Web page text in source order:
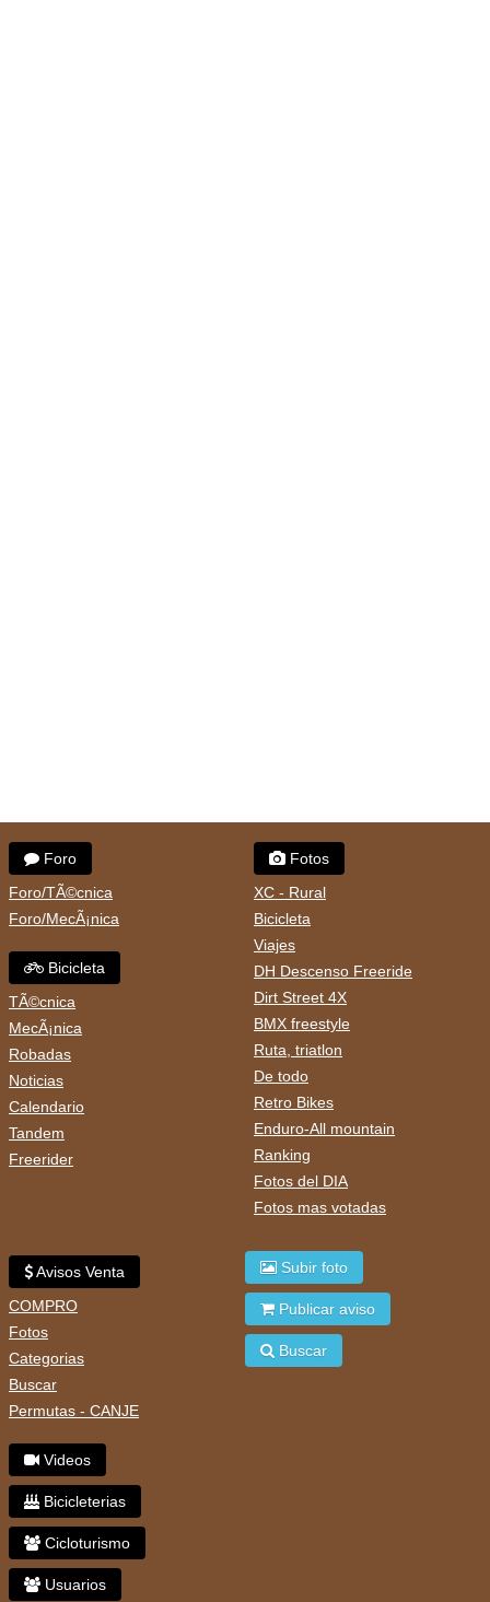
Foro
Foro/TÃ©cnica
Foro/MecÃ¡nica
Bicicleta
TÃ©cnica
MecÃ¡nica
Robadas
Noticias
Calendario
Tandem
Freerider
Fotos
XC - Rural
Bicicleta
Viajes
DH Descenso Freeride
Dirt Street 4X
BMX freestyle
Ruta, triatlon
De todo
Retro Bikes
Enduro-All mountain
Ranking
Fotos del DIA
Fotos mas votadas
Avisos Venta
COMPRO
Fotos
Categorias
Buscar
Permutas - CANJE
Videos
Bicicleterias
Cicloturismo
Usuarios
Subir foto
Publicar aviso
Buscar